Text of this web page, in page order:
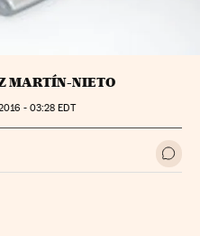
MARTÍN-NIETO
- 03:28 EDT
Sociales Ir a